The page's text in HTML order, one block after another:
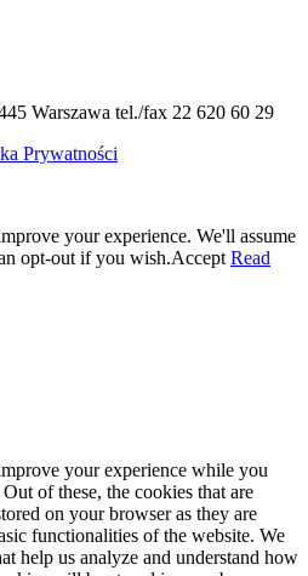
Warszawa tel./fax 22 620 60 29
Prywatności
your experience. We'll assume
opt-out if you wish.Accept Read
your experience while you
of these, the cookies that are
on your browser as they are
functionalities of the website. We
help us analyze and understand how